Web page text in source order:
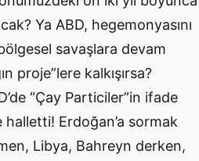
Ya ABD, hegemonyasını
savaşlara devam
proje”lere kalkışırsa?
“Çay Particiler”in ifade
halletti! Erdoğan’a sormak
Libya, Bahreyn derken,